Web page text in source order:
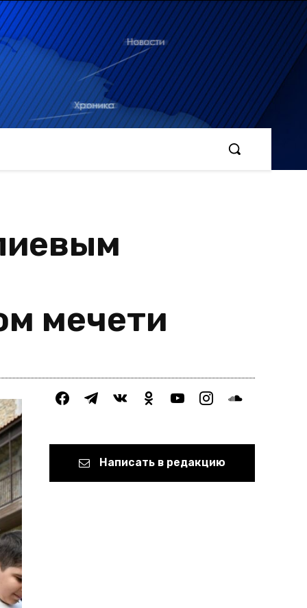
мечети
facebooktelegramvkontakteodnoklassniki
youtubeinstagramsoundcloud
Написать в редакцию